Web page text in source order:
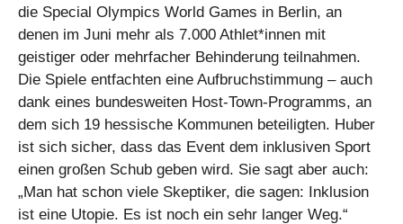
die Special Olympics World Games in Berlin, an
denen im Juni mehr als 7.000 Athlet*innen mit
geistiger oder mehrfacher Behinderung teilnahmen.
Die Spiele entfachten eine Aufbruchstimmung – auch
dank eines bundesweiten Host-Town-Programms, an
dem sich 19 hessische Kommunen beteiligten. Huber
ist sich sicher, dass das Event dem inklusiven Sport
einen großen Schub geben wird. Sie sagt aber auch:
„Man hat schon viele Skeptiker, die sagen: Inklusion
ist eine Utopie. Es ist noch ein sehr langer Weg.“